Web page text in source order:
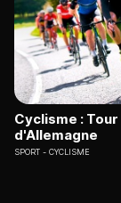
Cyclisme : Tour
d'Allemagne
SPORT CYCLISME